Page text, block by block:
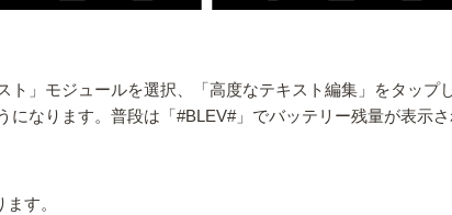
ト」モジュールを選択、「高度なテキスト編集」をタップ
になります。普段は「#BLEV#」でバッテリー残量が表示
す。